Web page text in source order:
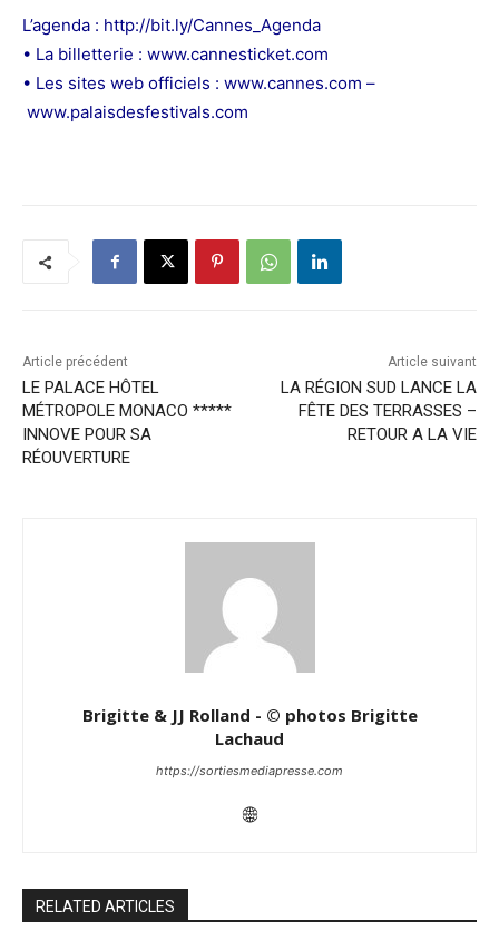
L’agenda : http://bit.ly/Cannes_Agenda
• La billetterie : www.cannesticket.com
• Les sites web officiels : www.cannes.com –
www.palaisdesfestivals.com
Article précédent
LE PALACE HÔTEL
MÉTROPOLE MONACO *****
INNOVE POUR SA
RÉOUVERTURE
Article suivant
LA RÉGION SUD LANCE LA
FÊTE DES TERRASSES –
RETOUR A LA VIE
Brigitte & JJ Rolland - © photos Brigitte
Lachaud
https://sortiesmediapresse.com
RELATED ARTICLES